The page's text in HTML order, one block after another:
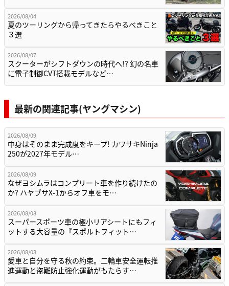
2026/08/04
夏のツーリングから帰ってきたらやるべきこと
３選
2026/08/07
スクーターがシフトダウンの時代へ!? 幻の名車
に電子制御CVT搭載モデルなど…
最新の関連記事(ヤングマシン)
2026/08/09
中身はそのまま完成度をキープ! カワサキNinja
250が2027年モデル…
2026/08/09
なぜヨシムラはコンプリート車を作り続けたの
か? ハヤブサX-1からオフ車をモ…
2026/08/08
スーパースポーツ車の極小リアシートにもフィ
ットする大容量の『スポルトフィット…
2026/08/08
愛車と自分を守る秋の約束。二輪車安全運転推
進運動と盗難防止強化運動がもたらす…